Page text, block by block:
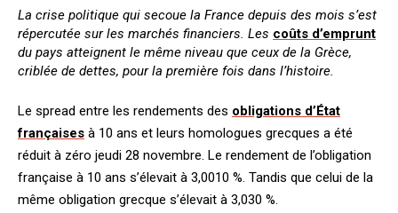
La crise politique qui secoue la France depuis des mois s’est
répercutée sur les marchés financiers. Les coûts d’emprunt
du pays atteignent le même niveau que ceux de la Grèce,
criblée de dettes, pour la première fois dans l’histoire.
Le spread entre les rendements des obligations d’État
françaises à 10 ans et leurs homologues grecques a été
réduit à zéro jeudi 28 novembre. Le rendement de l’obligation
française à 10 ans s’élevait à 3,0010 %. Tandis que celui de la
même obligation grecque s’élevait à 3,030 %.